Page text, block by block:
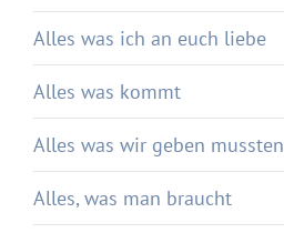
Alles was ich an euch liebe
Alles was kommt
Alles was wir geben mussten
Alles, was man braucht